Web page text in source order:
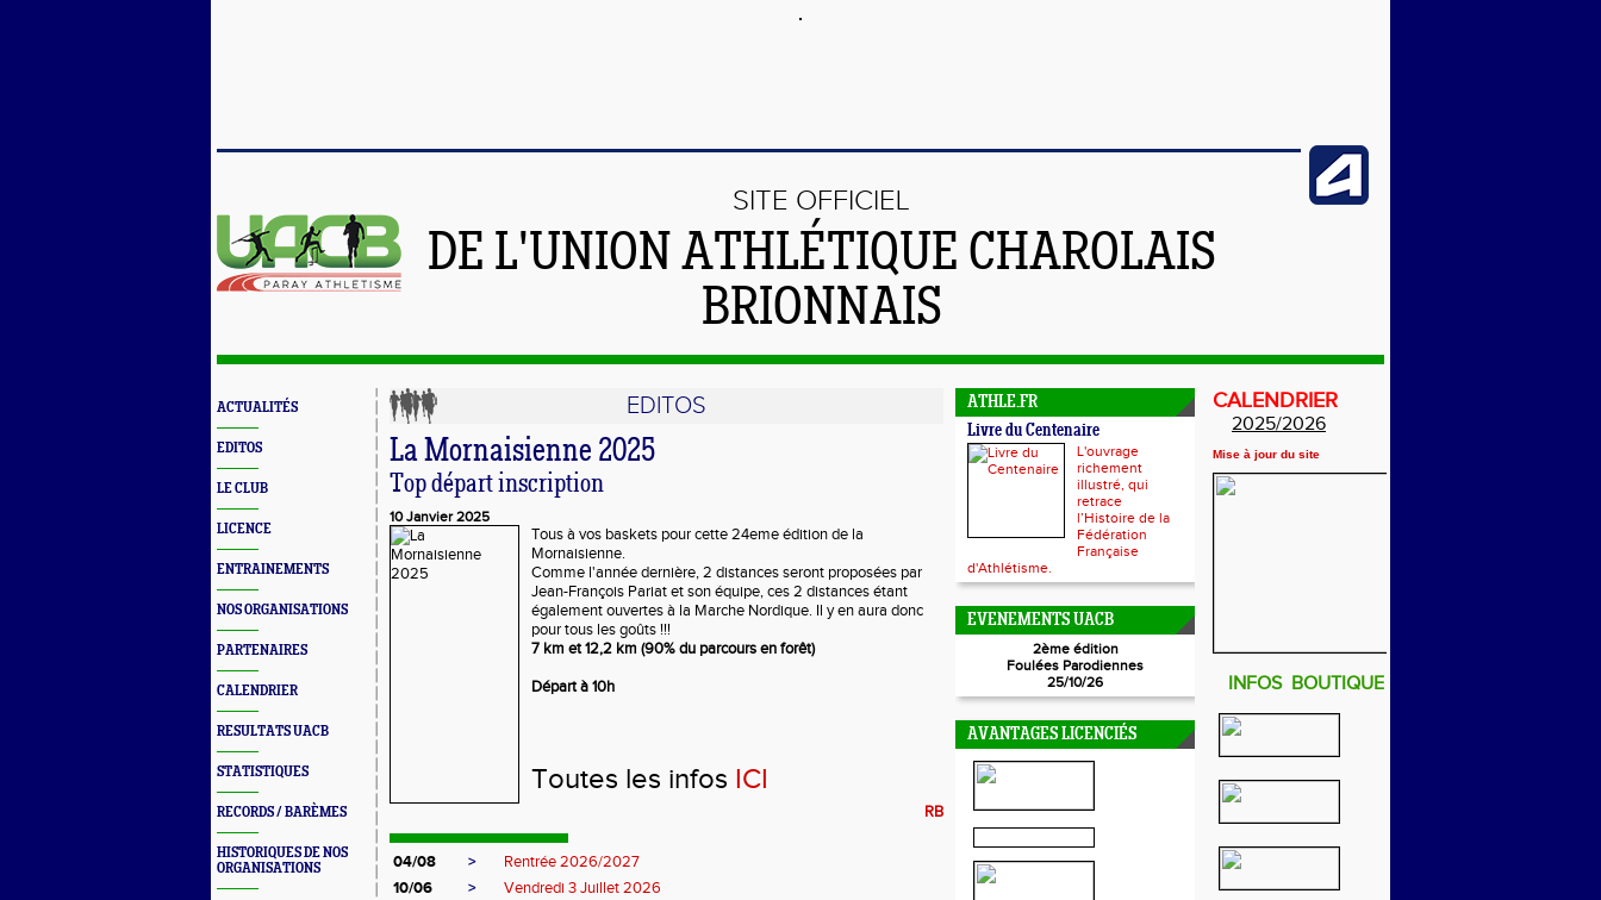
SITE OFFICIEL
DE L'UNION ATHLÉTIQUE CHAROLAIS
BRIONNAIS
ACTUALITÉS
EDITOS
LE CLUB
LICENCE
ENTRAINEMENTS
NOS ORGANISATIONS
PARTENAIRES
CALENDRIER
RESULTATS UACB
STATISTIQUES
RECORDS / BARÈMES
HISTORIQUES DE NOS
ORGANISATIONS
EDITOS
La Mornaisienne 2025
Top départ inscription
10 Janvier 2025
Tous à vos baskets pour cette 24eme édition de la
Mornaisienne.
Comme l'année dernière, 2 distances seront proposées par
Jean-François Pariat et son équipe, ces 2 distances étant
également ouvertes à la Marche Nordique. Il y en aura donc
pour tous les goûts !!!
7 km et 12,2 km (90% du parcours en forêt)
Départ à 10h
Toutes les infos ICI
RB
04/08 >
Rentrée 2026/2027
10/06
>
Vendredi 3 Juillet 2026
ATHLE.FR
Livre du Centenaire
L'ouvrage
richement
illustré, qui
retrace
l’Histoire de la
Fédération
Française
d'Athlétisme.
EVENEMENTS UACB
2ème édition
Foulées Parodiennes
25/10/26
AVANTAGES LICENCIÉS
CALENDRIER
2025/2026
Mise à jour du site
INFOS BOUTIQUE